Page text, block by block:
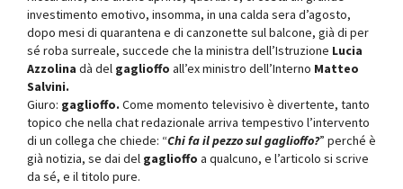
investimento emotivo, insomma, in una calda sera d’agosto,
dopo mesi di quarantena e di canzonette sul balcone, già di per
sé roba surreale, succede che la ministra dell’Istruzione Lucia
Azzolina dà del gaglioffo all’ex ministro dell’Interno Matteo
Salvini.
Giuro: gaglioffo. Come momento televisivo è divertente, tanto
topico che nella chat redazionale arriva tempestivo l’intervento
di un collega che chiede: “Chi fa il pezzo sul gaglioffo?” perché è
già notizia, se dai del gaglioffo a qualcuno, e l’articolo si scrive
da sé, e il titolo pure.